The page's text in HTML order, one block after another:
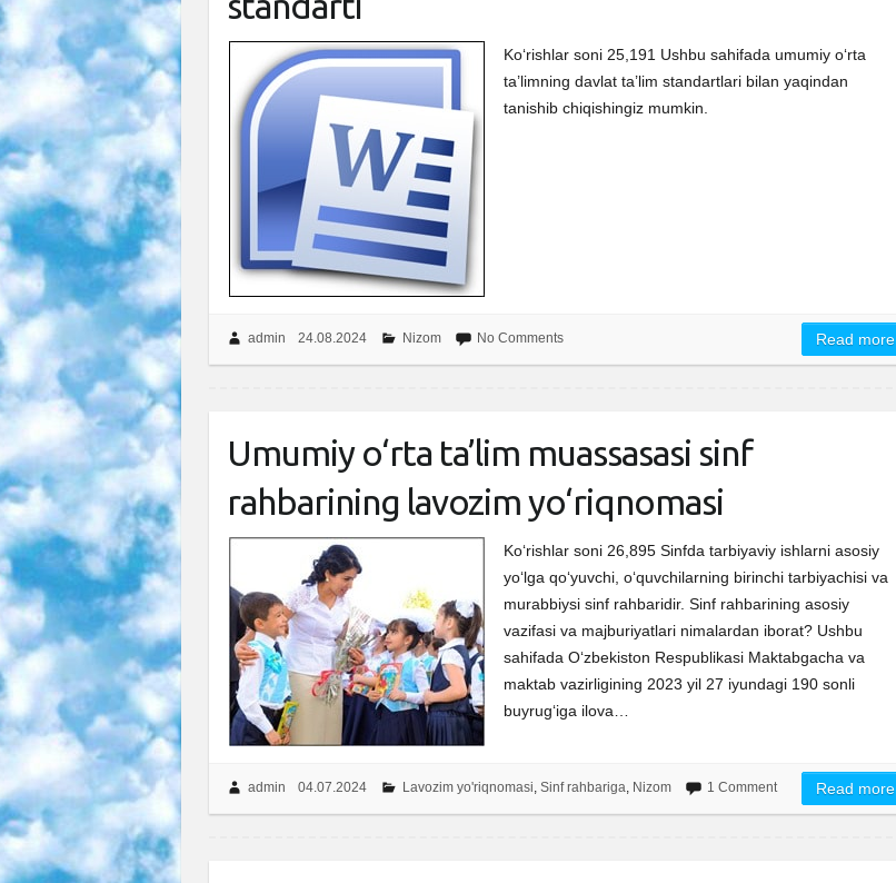
Ko‘rishlar soni 25,191 Ushbu sahifada umumiy o‘rta
ta’limning davlat ta’lim standartlari bilan yaqindan
tanishib chiqishingiz mumkin.
admin 24.08.2024 Nizom No Comments Read more
Umumiy o‘rta ta’lim muassasasi sinf
rahbarining lavozim yo‘riqnomasi
Ko‘rishlar soni 26,895 Sinfda tarbiyaviy ishlarni asosiy
yo‘lga qo‘yuvchi, o‘quvchilarning birinchi tarbiyachisi va
murabbiysi sinf rahbaridir. Sinf rahbarining asosiy
vazifasi va majburiyatlari nimalardan iborat? Ushbu
sahifada O‘zbekiston Respublikasi Maktabgacha va
maktab vazirligining 2023 yil 27 iyundagi 190 sonli
buyrug‘iga ilova…
admin 04.07.2024 Lavozim yo'riqnomasi, Sinf rahbariga, Nizom 1 Comment Read more